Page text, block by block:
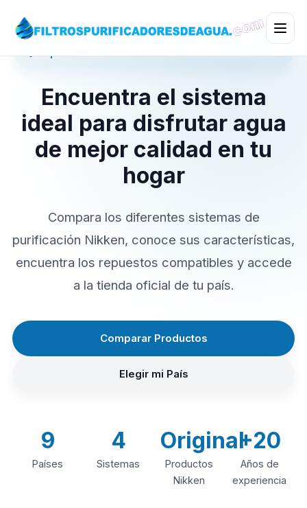
Encuentra el sistema
ideal para disfrutar agua
de mejor calidad en tu
hogar
Compara los diferentes sistemas de
purificación Nikken, conoce sus características,
encuentra los repuestos compatibles y accede
a la tienda oficial de tu país.
Comparar Productos
Elegir mi País
9
Países
4
Sistemas
Original
Productos
Nikken
+20
Años de
experiencia